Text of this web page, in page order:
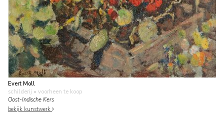
Evert Moll
schilderij • voorheen te koop
Oost-Indische Kers
bekijk kunstwerk